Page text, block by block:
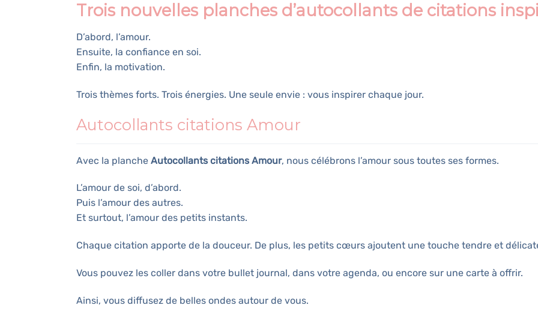
Trois nouvelles planches d’autocollants de citations
D’abord, l’amour.
Ensuite, la confiance en soi.
Enfin, la motivation.
Trois thèmes forts. Trois énergies. Une seule envie : vous inspirer chaque jour.
Autocollants citations Amour
Avec la planche Autocollants citations Amour, nous célébrons l’amour sous toutes ses formes.
L’amour de soi, d’abord.
Puis l’amour des autres.
Et surtout, l’amour des petits instants.
Chaque citation apporte de la douceur. De plus, les petits cœurs ajoutent une touche tendre et
Vous pouvez les coller dans votre bullet journal, dans votre agenda, ou encore sur une carte à offrir.
Ainsi, vous diffusez de belles ondes autour de vous.